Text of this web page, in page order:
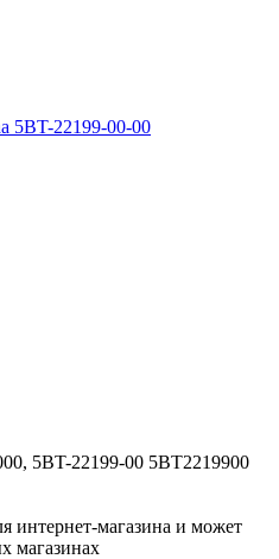
5BT-22199-00 5BT2219900
интернет-магазина и может
магазинах